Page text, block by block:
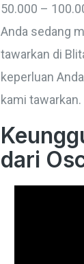
50.000 –
Anda sedang
tawarkan di
keperluan
kami tawarkan.
dari